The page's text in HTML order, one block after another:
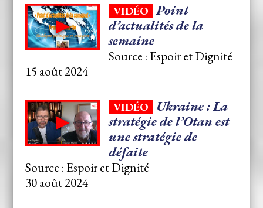
VIDÉO Point
d’actualités de la
semaine
Source : Espoir et Dignité
15 août 2024
VIDÉO
Ukraine : La
stratégie de l’Otan est
une stratégie de
défaite
Source : Espoir et Dignité
30 août 2024